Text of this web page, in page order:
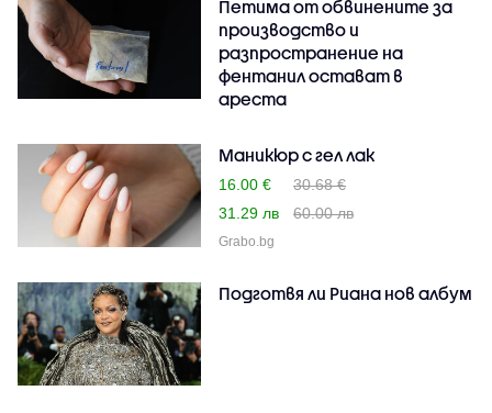
Петима от обвинените за
производство и
разпространение на
фентанил остават в
ареста
Маникюр с гел лак
16.00 €
30.68 €
31.29 лв
60.00 лв
Grabo.bg
Подготвя ли Риана нов албум